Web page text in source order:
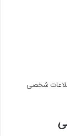
شخصی